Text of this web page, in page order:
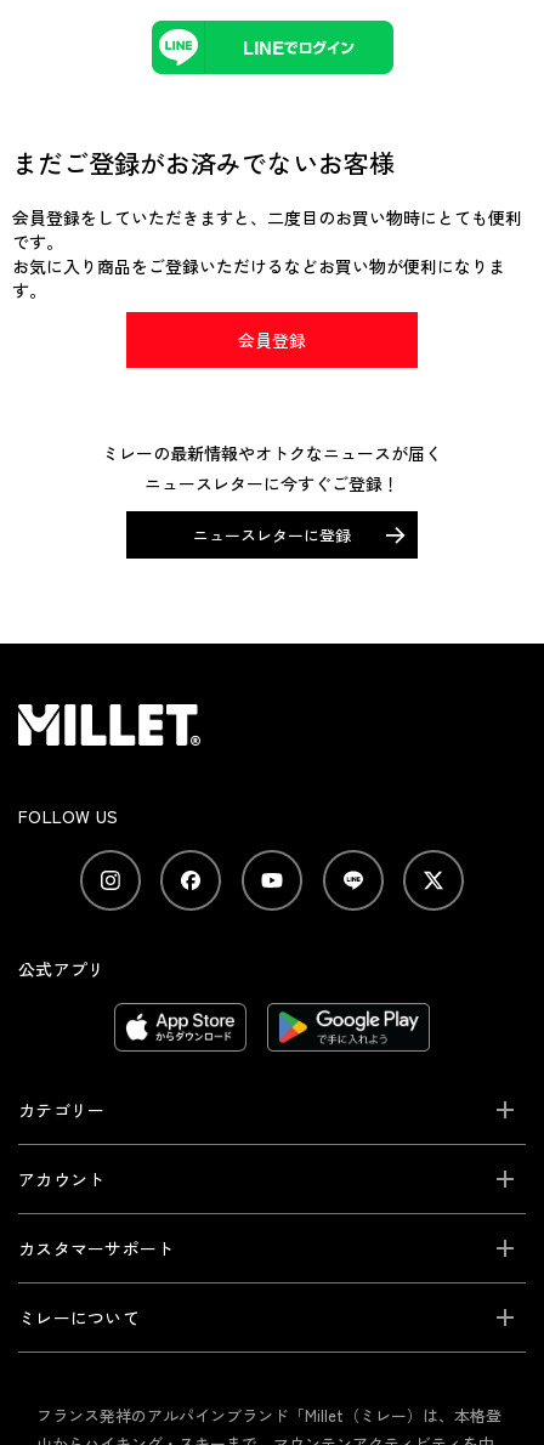
まだご登録がお済みでないお客様
会員登録をしていただきますと、二度目のお買い物時にとても便利
です。
お気に入り商品をご登録いただけるなどお買い物が便利になりま
す。
会員登録
ミレーの最新情報やオトクなニュースが届く
ニュースレターに今すぐご登録！
ニュースレターに登録
FOLLOW US
公式アプリ
カテゴリー
アカウント
カスタマーサポート
ミレーについて
フランス発祥のアルパインブランド「Millet（ミレー）は、本格登